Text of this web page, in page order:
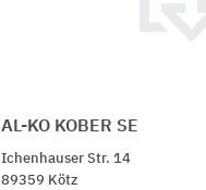
AL-KO KOBER SE
Ichenhauser Str. 14
89359 Kötz